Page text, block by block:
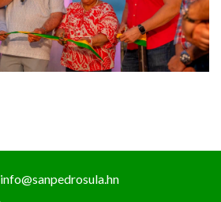
info@sanpedrosula.hn